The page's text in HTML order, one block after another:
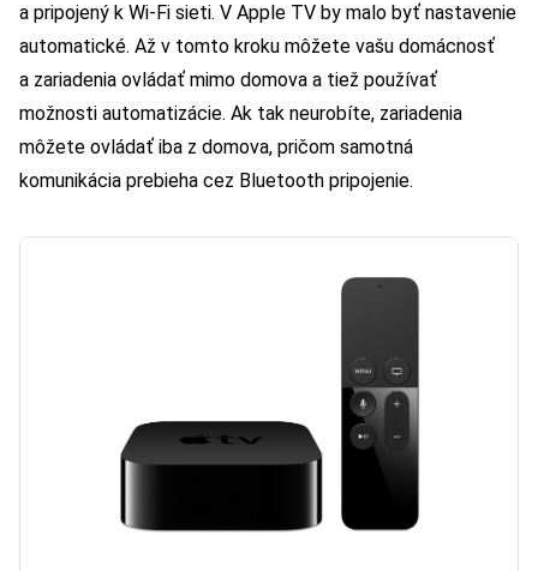
a pripojený k Wi-Fi sieti. V Apple TV by malo byť nastavenie
automatické. Až v tomto kroku môžete vašu domácnosť
a zariadenia ovládať mimo domova a tiež používať
možnosti automatizácie. Ak tak neurobíte, zariadenia
môžete ovládať iba z domova, pričom samotná
komunikácia prebieha cez Bluetooth pripojenie.